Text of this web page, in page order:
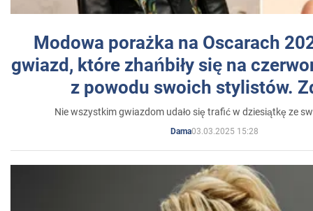
Modowa porażka na Oscarach
gwiazd, które zhańbiły się na
z powodu swoich stylistów.
Nie wszystkim gwiazdom udało się trafić w dziesiątkę ze
Dama03.03.2025 15:28